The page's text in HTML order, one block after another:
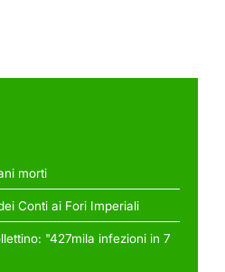
morti
Conti ai Fori Imperiali
"427mila infezioni in 7